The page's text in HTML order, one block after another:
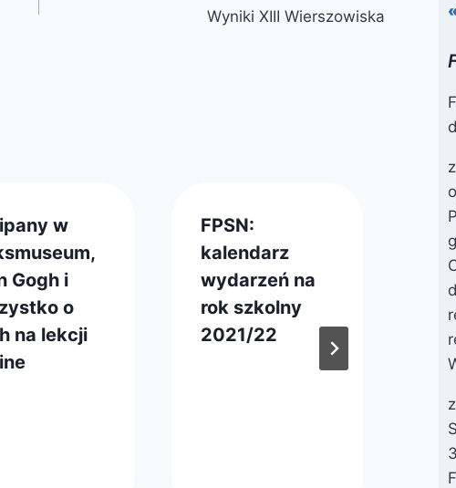
Wyniki XIII Wierszowiska
w
Gogh i
o
na lekcji
FPSN:
kalendarz
wydarzeń na
rok szkolny
2021/22
e
15